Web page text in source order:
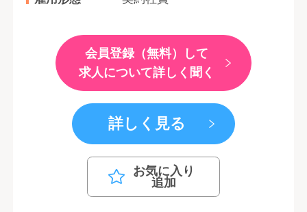
会員登録（無料）して
求人について詳しく聞く
詳しく見る
お気に入り
追加